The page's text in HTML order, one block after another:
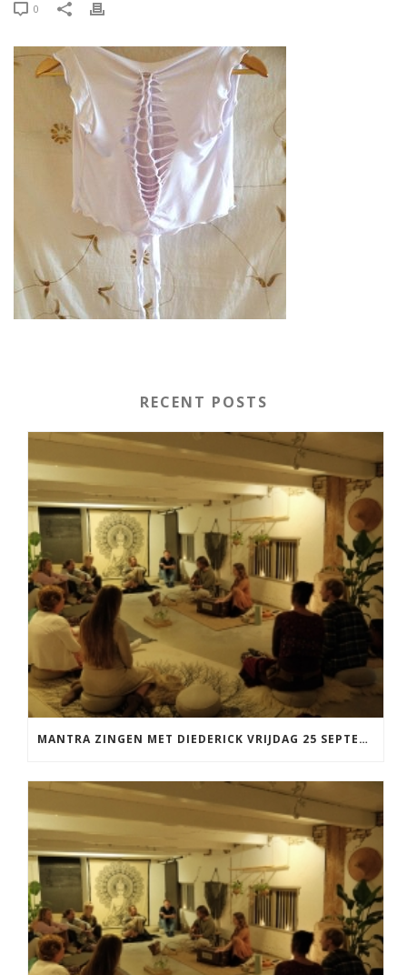
0
RECENT POSTS
MANTRA ZINGEN MET DIEDERICK VRIJDAG 25 SEPTEMBER EN 20 NOVEMBER